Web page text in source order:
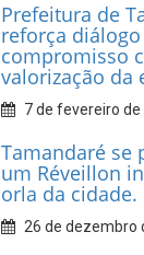
Prefeitura de
reforça diálogo
compromisso
valorização da
7 de fevereiro de
Tamandaré se
um Réveillon
orla da cidade.
26 de dezembro